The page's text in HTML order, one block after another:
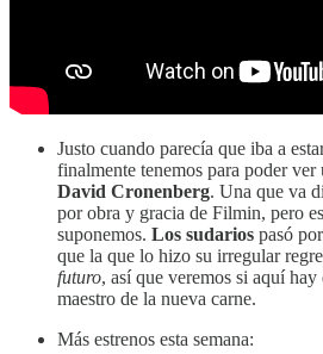
Justo cuando parecía que iba a
finalmente tenemos para poder
David Cronenberg. Una que va
por obra y gracia de Filmin, pero
suponemos. Los sudarios pasó
que la que lo hizo su irregular
futuro, así que veremos si aquí hay
maestro de la nueva carne.
Más estrenos esta semana: